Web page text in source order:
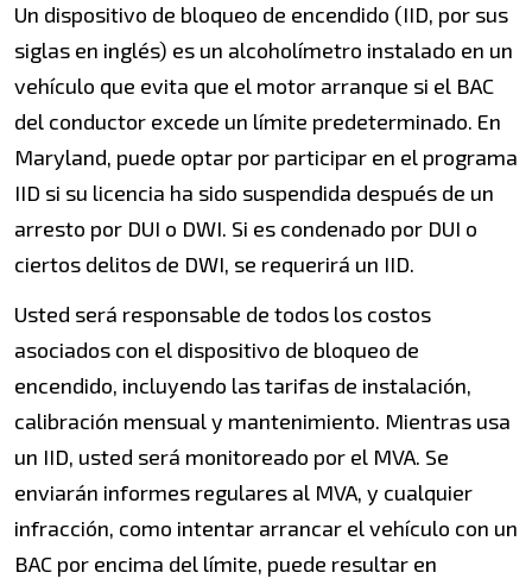
Un dispositivo de bloqueo de encendido (IID, por sus
siglas en inglés) es un alcoholímetro instalado en un
vehículo que evita que el motor arranque si el BAC
del conductor excede un límite predeterminado. En
Maryland, puede optar por participar en el programa
IID si su licencia ha sido suspendida después de un
arresto por DUI o DWI. Si es condenado por DUI o
ciertos delitos de DWI, se requerirá un IID.
Usted será responsable de todos los costos
asociados con el dispositivo de bloqueo de
encendido, incluyendo las tarifas de instalación,
calibración mensual y mantenimiento. Mientras usa
un IID, usted será monitoreado por el MVA. Se
enviarán informes regulares al MVA, y cualquier
infracción, como intentar arrancar el vehículo con un
BAC por encima del límite, puede resultar en